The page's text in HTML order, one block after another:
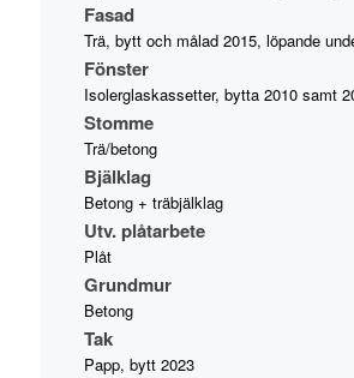
Fasad
Trä, bytt och målad 2015, löpande
Fönster
Isolerglaskassetter, bytta 2010 samt
Stomme
Trä/betong
Bjälklag
Betong + träbjälklag
Utv. plåtarbete
Plåt
Grundmur
Betong
Tak
Papp, bytt 2023